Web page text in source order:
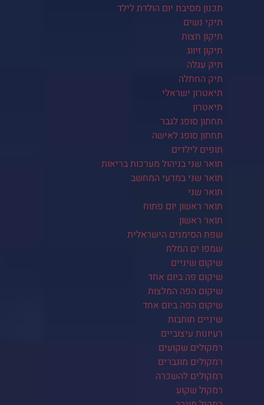
תכנון מסיבת יום הולדת לילד
תיקי נשים
תיקון חצות
תיקון זיווג
תיק עגלה
תיק החתלה
תיאטרון ישראלי
תיאטרון
תחתון סופג לגבר
תחתון סופג לאישה
תופים לילדים
תואר שני בניהול מערכות בריאות
תואר שני במדעי המחשב
תואר שני
תואר ראשון יום פתוח
תואר ראשון
שפת הסימנים הישראלית
שמפו ים המלח
שיקום שיניים
שיקום פה ביום אחד
שיקום הפה המלצות
שיקום הפה ביום אחד
שיניים תותבות
רעיונות עיצוביים
רמקולים שקועים
רמקולים מוגברים
רמקולים להשכרה
רמקול שקוע